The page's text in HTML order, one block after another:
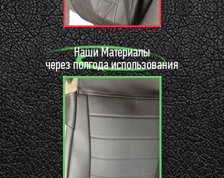
Наши Материалы
через полгода использования